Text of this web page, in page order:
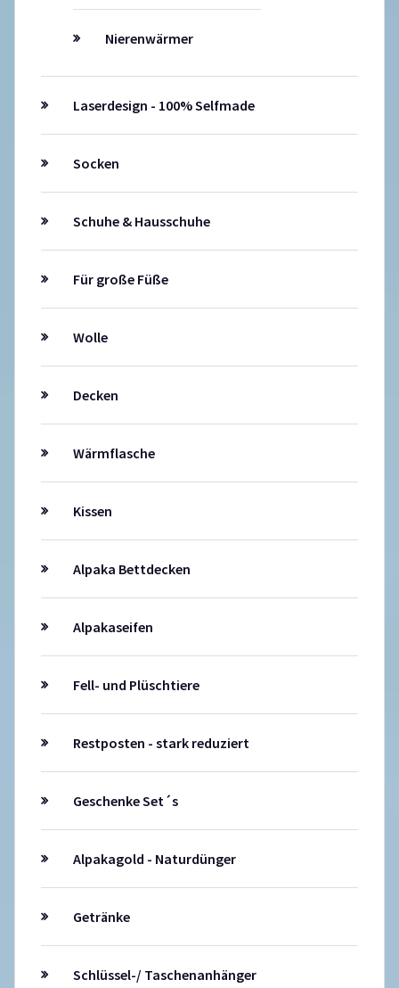
Nierenwärmer
Laserdesign - 100% Selfmade
Socken
Schuhe & Hausschuhe
Für große Füße
Wolle
Decken
Wärmflasche
Kissen
Alpaka Bettdecken
Alpakaseifen
Fell- und Plüschtiere
Restposten - stark reduziert
Geschenke Set´s
Alpakagold - Naturdünger
Getränke
Schlüssel-/ Taschenanhänger